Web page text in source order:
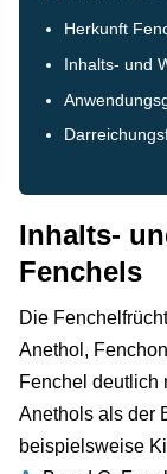
Herkunft
Inhalts- und
Inhalts-
Fenchels
Die
Anethol,
Fenchel deutlich
Anethols als der
beispielsweise